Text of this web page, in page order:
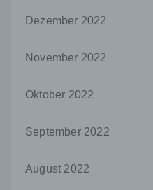
Dezember 2022
November 2022
Oktober 2022
September 2022
August 2022
jedoch nicht als
j) Dritter
Stelle außer der
und den Personen,